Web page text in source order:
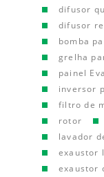
difusor
difusor
bomba
grelha
painel
inversor
filtro de
rotor
lavador
exaustor
exaustor